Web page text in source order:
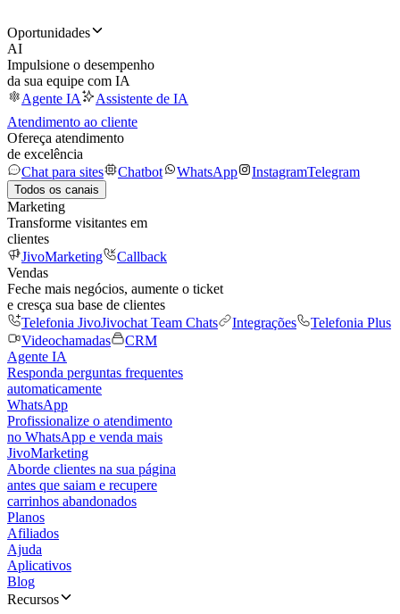
Oportunidades
AI
Impulsione o desempenho
da sua equipe com IA
Agente IA
Assistente de IA
Atendimento ao cliente
Ofereça atendimento
de excelência
Chat para sites
Chatbot WhatsApp InstagramTelegram
Todos os canais
Marketing
Transforme visitantes em
clientes
JivoMarketing
Callback
Vendas
Feche mais negócios, aumente o ticket
e cresça sua base de clientes
Telefonia JivoJivochat Team Chats Integrações
Telefonia Plus
Videochamadas
CRM
Agente IA
Responda perguntas frequentes
automaticamente
WhatsApp
Profissionalize o atendimento
no WhatsApp e venda mais
JivoMarketing
Aborde clientes na sua página
antes que saiam e recupere
carrinhos abandonados
Planos
Afiliados
Ajuda
Aplicativos
Blog
Recursos